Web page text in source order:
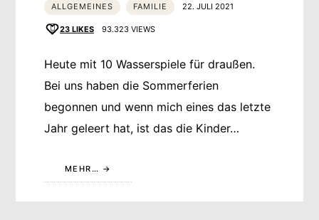
ALLGEMEINES FAMILIE 22. JULI 2021
23 LIKES 93.323 VIEWS
Heute mit 10 Wasserspiele für draußen.
Bei uns haben die Sommerferien
begonnen und wenn mich eines das letzte
Jahr geleert hat, ist das die Kinder…
MEHR…